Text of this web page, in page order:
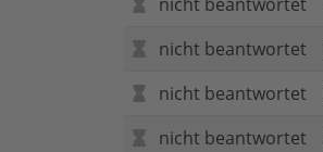
nicht beantwortet
nicht beantwortet
nicht beantwortet